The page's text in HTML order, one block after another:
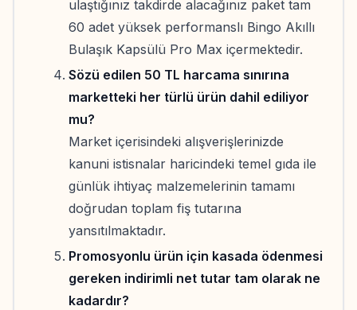
ulaştığınız takdirde alacağınız paket tam
60 adet yüksek performanslı Bingo Akıllı
Bulaşık Kapsülü Pro Max içermektedir.
Sözü edilen 50 TL harcama sınırına
marketteki her türlü ürün dahil ediliyor
mu?
Market içerisindeki alışverişlerinizde
kanuni istisnalar haricindeki temel gıda ile
günlük ihtiyaç malzemelerinin tamamı
doğrudan toplam fiş tutarına
yansıtılmaktadır.
Promosyonlu ürün için kasada ödenmesi
gereken indirimli net tutar tam olarak ne
kadardır?